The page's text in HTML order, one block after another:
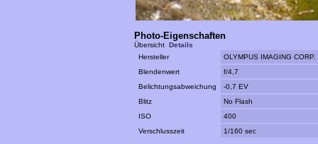
Photo-Eigenschaften
Übersicht Details
Hersteller
OLYMPUS IMAGING CORP.
Blendenwert
f/4,7
Belichtungsabweichung
-0,7 EV
Blitz
No Flash
ISO
400
Verschlusszeit
1/160 sec